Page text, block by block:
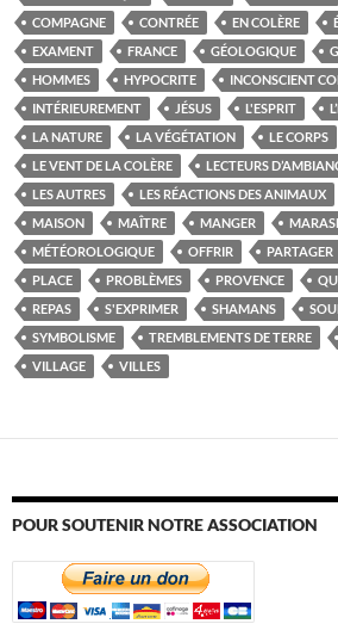
COMPAGNE
CONTRÉE EN COLÈRE
EXAMENT
FRANCE GÉOLOGIQUE
HOMMES
HYPOCRITE INCONSCIENT
INTÉRIEUREMENT
JÉSUS L'ESPRIT
LA NATURE
LA VÉGÉTATION LE CORPS
LE VENT DE LA COLÈRE
LECTEURS
LES AUTRES
LES RÉACTIONS DES ANIMAUX
MAISON
MAÎTRE MANGER
MÉTÉOROLOGIQUE
OFFRIR PARTAGER
PLACE
PROBLÈMES PROVENCE
REPAS
S'EXPRIMER SHAMANS
SYMBOLISME
TREMBLEMENTS DE TERRE
VILLAGE
VILLES
POUR SOUTENIR NOTRE ASSOCIATION